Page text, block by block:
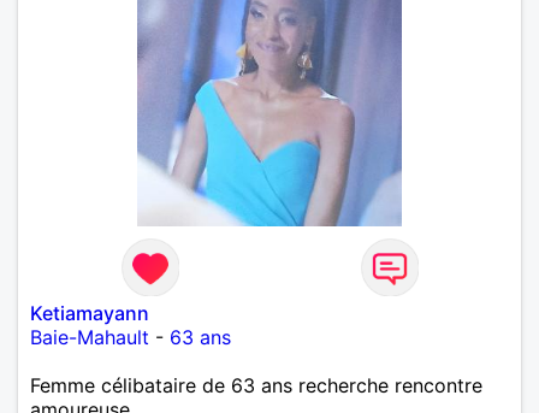
Ketiamayann
Baie-Mahault - 63 ans
Femme célibataire de 63 ans recherche rencontre